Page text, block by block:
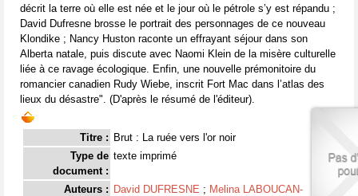
décrit la terre où elle est née et le jour où le pétrole s’y est répandu ;
David Dufresne brosse le portrait des personnages de ce nouveau
Klondike ; Nancy Huston raconte un effrayant séjour dans son
Alberta natale, puis discute avec Naomi Klein de la misère culturelle
liée à ce ravage écologique. Enfin, une nouvelle prémonitoire du
romancier canadien Rudy Wiebe, inscrit Fort Mac dans l’atlas des
lieux du désastre". (D'après le résumé de l'éditeur).
Titre : Brut : La ruée vers l'or noir
Type de
document :
texte imprimé
Auteurs : David DUFRESNE ; Melina LABOUCAN-